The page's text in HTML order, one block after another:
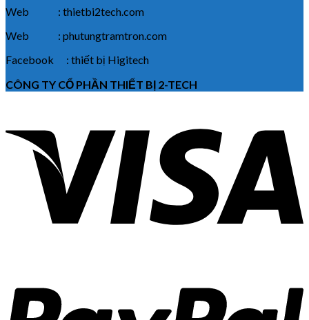
Web : thietbi2tech.com
Web : phutungtramtron.com
Facebook : thiết bị Higitech
CÔNG TY CỔ PHẦN THIẾT BỊ 2-TECH